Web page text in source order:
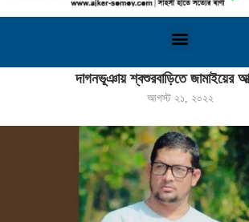
দাগনভূঞায় শ্বশুরবাড়িতে জামাইয়ের আত্মহত্যার
দাগনভূঞায় শ্বশুরবাড়িতে জামাইয়ের
আগস্ট ২১, ২০২২